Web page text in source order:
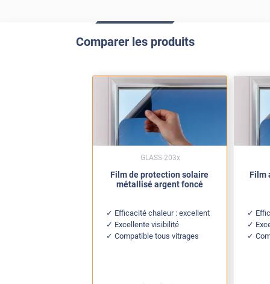
Comparer les produits
Film de protection solaire
métallisé argent foncé
Efficacité chaleur : excellent
Excellente visibilité
Compatible tous vitrages
GLASS-203x
Film